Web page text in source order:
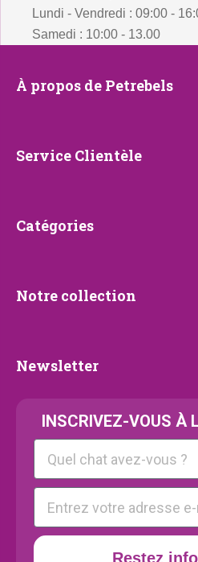
Lundi - Vendredi : 09:00 -
Samedi : 10:00 - 13.00
À
Petrebels
À propos de Petrebels
Service
Service Clientèle
Catégories
Catégories
Notre
Notre collection
Newsletter
Newsletter
INSCRIVEZ-VOUS À
Kattenras
E-mail
Restez